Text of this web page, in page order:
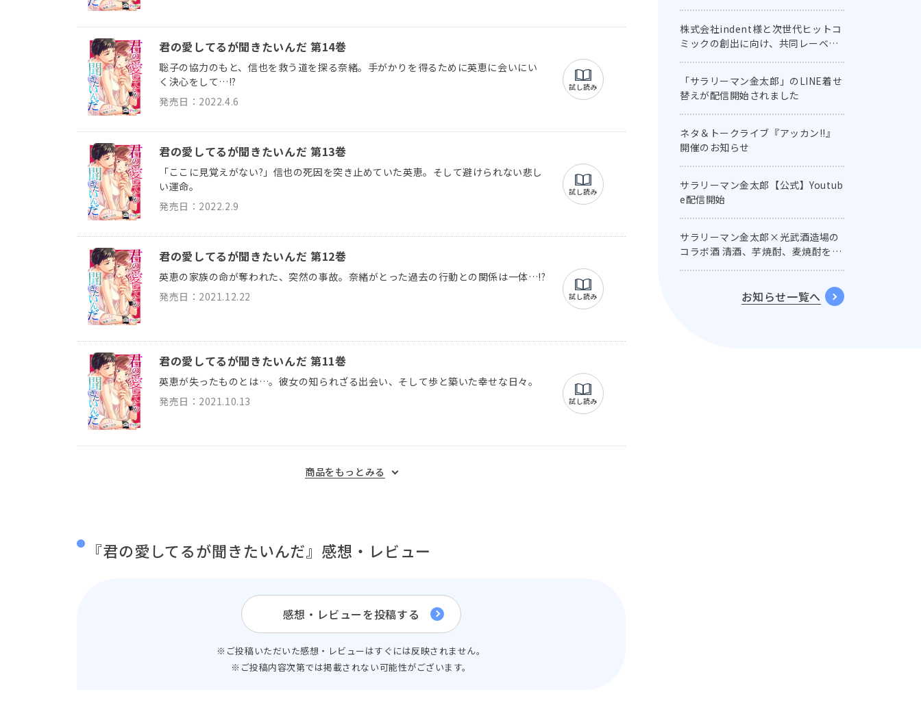
株式会社indent様と次世代ヒットコ
ミックの創出に向け、共同レーベル
「サラリーマン金太郎」のLINE着せ
替えが配信開始されました
ネタ＆トークライブ『アッカン!!』
開催のお知らせ
サラリーマン金太郎【公式】Youtub
e配信開始
サラリーマン金太郎×光武酒造場の
コラボ酒 清酒、芋焼酎、麦焼酎を名
お知らせ一覧へ
君の愛してるが聞きたいんだ 第14巻
聡子の協力のもと、信也を救う道を探る奈緒。手がかりを得るために英恵に会いにい
く決心をして…!?
発売日：2022.4.6
試し読み
君の愛してるが聞きたいんだ 第13巻
「ここに見覚えがない?」信也の死因を突き止めていた英恵。そして避けられない悲し
い運命。
発売日：2022.2.9
試し読み
君の愛してるが聞きたいんだ 第12巻
英恵の家族の命が奪われた、突然の事故。奈緒がとった過去の行動との関係は一体…!?
発売日：2021.12.22
試し読み
君の愛してるが聞きたいんだ 第11巻
英恵が失ったものとは…。彼女の知られざる出会い、そして歩と築いた幸せな日々。
発売日：2021.10.13
試し読み
商品をもっとみる
『君の愛してるが聞きたいんだ』感想・レビュー
感想・レビューを投稿する
※ご投稿いただいた感想・レビューはすぐには反映されません。
※ご投稿内容次第では掲載されない可能性がございます。